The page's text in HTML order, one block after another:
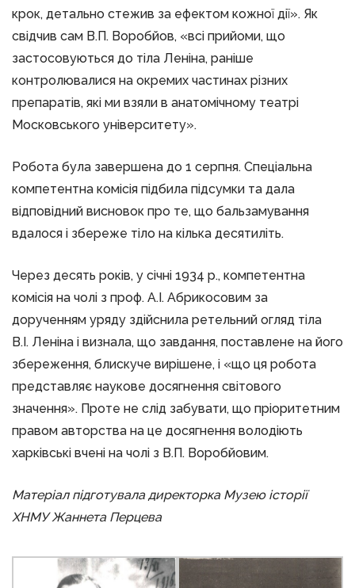
крок, детально стежив за ефектом кожної дії». Як
свідчив сам В.П. Воробйов, «всі прийоми, що
застосовуються до тіла Леніна, раніше
контролювалися на окремих частинах різних
препаратів, які ми взяли в анатомічному театрі
Московського університету».
Робота була завершена до 1 серпня. Спеціальна
компетентна комісія підбила підсумки та дала
відповідний висновок про те, що бальзамування
вдалося і збереже тіло на кілька десятиліть.
Через десять років, у січні 1934 р., компетентна
комісія на чолі з проф. А.І. Абрикосовим за
дорученням уряду здійснила ретельний огляд тіла
В.І. Леніна і визнала, що завдання, поставлене на його
збереження, блискуче вирішене, і «що ця робота
представляє наукове досягнення світового
значення». Проте не слід забувати, що пріоритетним
правом авторства на це досягнення володіють
харківські вчені на чолі з В.П. Воробйовим.
Матеріал підготувала директорка Музею історії
ХНМУ Жаннета Перцева